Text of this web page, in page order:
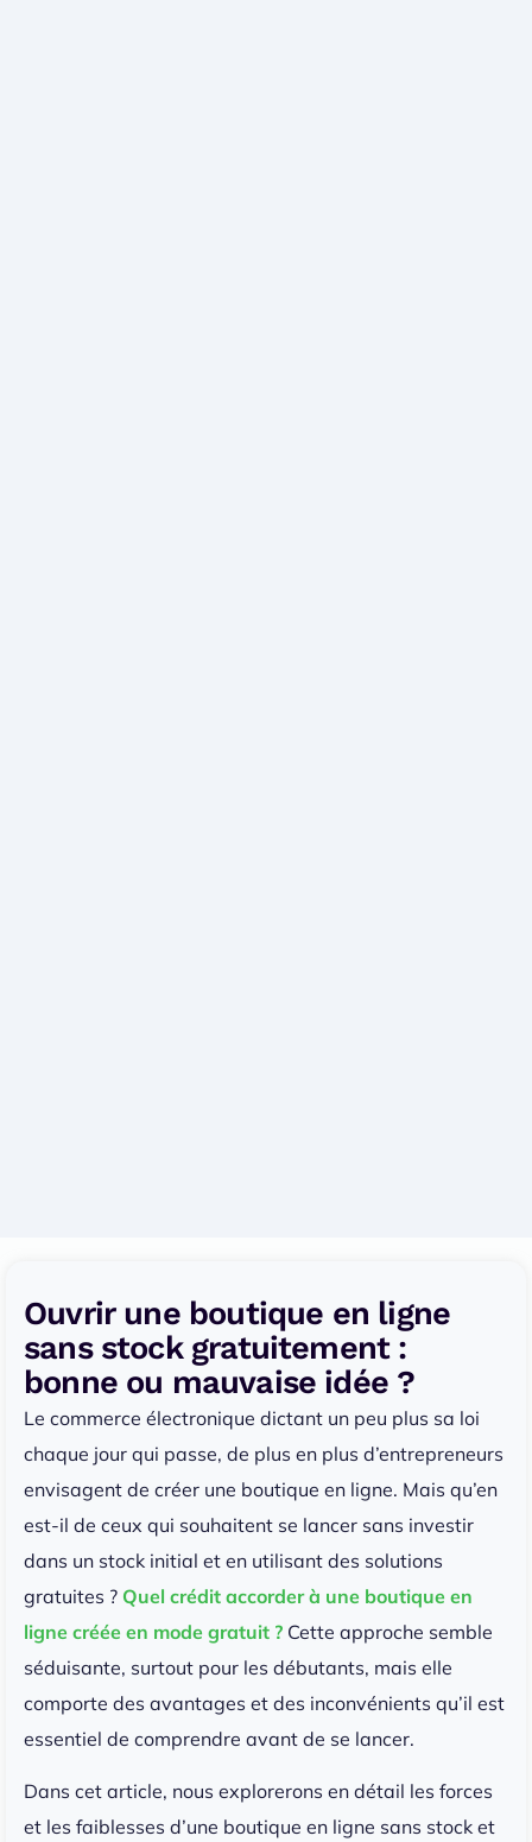
Ouvrir une boutique en ligne
sans stock gratuitement :
bonne ou mauvaise idée ?
Le commerce électronique dictant un peu plus sa loi
chaque jour qui passe, de plus en plus d’entrepreneurs
envisagent de créer une boutique en ligne. Mais qu’en
est-il de ceux qui souhaitent se lancer sans investir
dans un stock initial et en utilisant des solutions
gratuites ? Quel crédit accorder à une boutique en
ligne créée en mode gratuit ? Cette approche semble
séduisante, surtout pour les débutants, mais elle
comporte des avantages et des inconvénients qu’il est
essentiel de comprendre avant de se lancer.
Dans cet article, nous explorerons en détail les forces
et les faiblesses d’une boutique en ligne sans stock et